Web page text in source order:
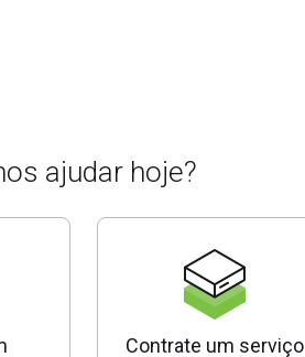
ajudar hoje?
Contrate um serviço